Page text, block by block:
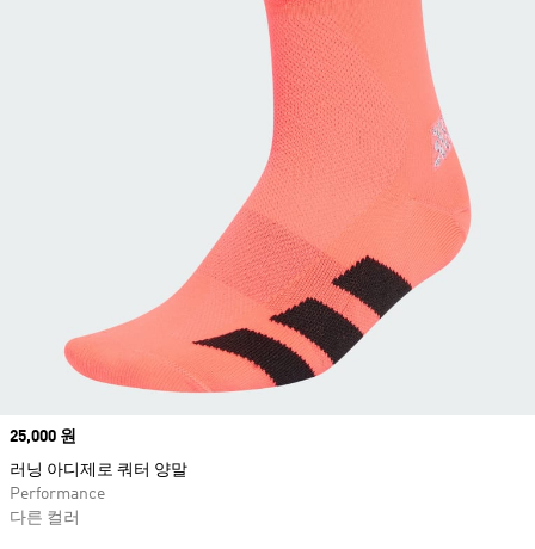
Price
25,000 원
러닝 아디제로 쿼터 양말
Performance
다른 컬러